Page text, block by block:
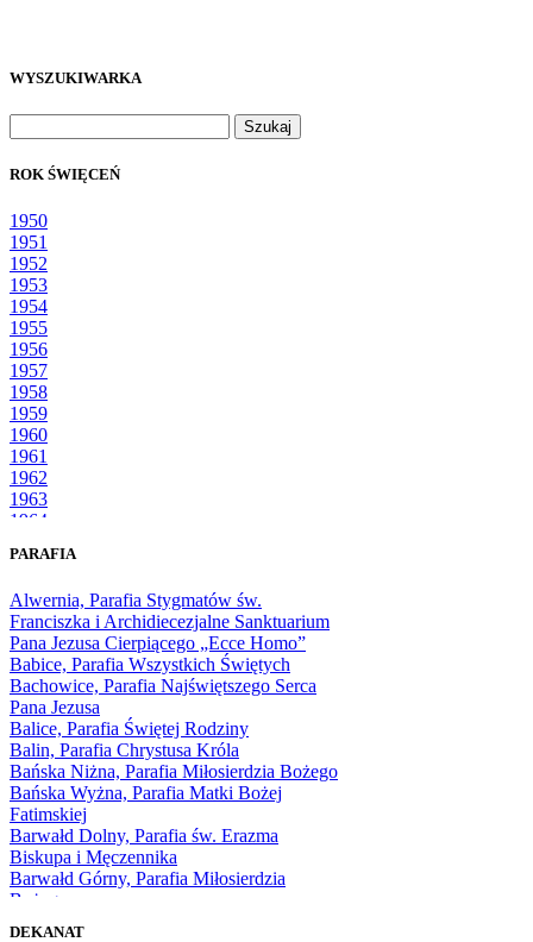
WYSZUKIWARKA
ROK ŚWIĘCEŃ
1950
1951
1952
1953
1954
1955
1956
1957
1958
1959
1960
1961
1962
1963
1964
1966
1968
1969
1970
1971
1972
1973
1974
1975
1976
1977
1978
1979
1980
1981
1983
PARAFIA
Alwernia, Parafia Stygmatów św.
Franciszka i Archidiecezjalne Sanktuarium
Pana Jezusa Cierpiącego „Ecce Homo”
Babice, Parafia Wszystkich Świętych
Bachowice, Parafia Najświętszego Serca
Pana Jezusa
Balice, Parafia Świętej Rodziny
Balin, Parafia Chrystusa Króla
Bańska Niżna, Parafia Miłosierdzia Bożego
Bańska Wyżna, Parafia Matki Bożej
Fatimskiej
Barwałd Dolny, Parafia św. Erazma
Biskupa i Męczennika
Barwałd Górny, Parafia Miłosierdzia
Bożego
DEKANAT